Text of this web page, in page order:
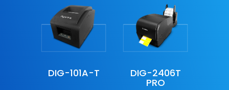
DIG-101A-T DIG-2406T
PRO